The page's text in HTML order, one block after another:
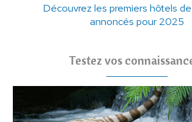
Découvrez les premiers hôtels
annoncés pour 2025
Testez vos